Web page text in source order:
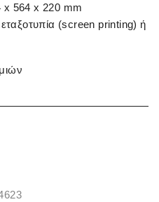
x 564 x 220 mm
(screen printing) ή